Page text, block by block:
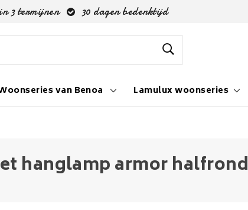
3 termijnen 30 dagen bedenktijd
van Benoa Lamulux woonseries
hanglamp armor halfrond